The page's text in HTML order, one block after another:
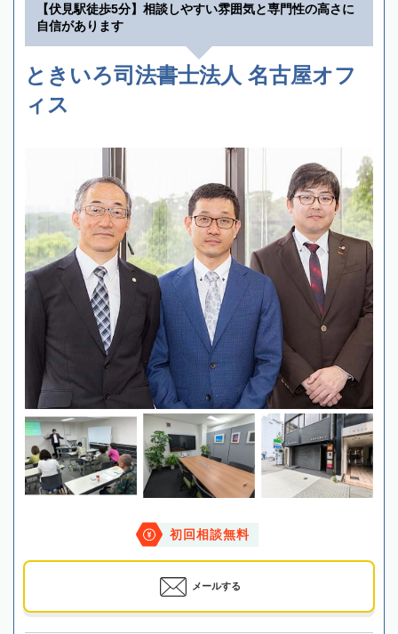
【伏見駅徒歩5分】相談しやすい雰囲気と専門性の高さに
自信があります
ときいろ司法書士法人 名古屋オフ
ィス
初回相談無料
メールする